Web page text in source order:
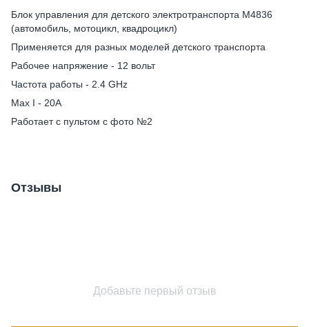
Блок управления для детского электротранспорта M4836
(автомобиль, мотоцикл, квадроцикл)
Применяется для разных моделей детского транспорта
Рабочее напряжение - 12 вольт
Частота работы - 2.4 GHz
Max I - 20A
Работает с пультом c фото №2
Отзывы
Добавьте первый отзыв